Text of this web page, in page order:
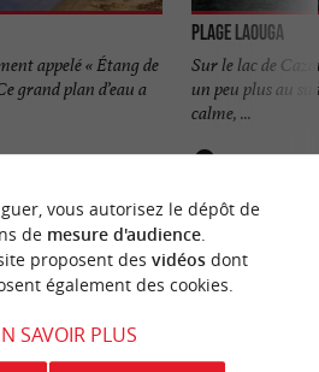
appelé « Étang de
grand plan d’eau a
Buch
Plage Laouga
Sur le lac de
un peu plus au
calme, ...
698 m -
vous autorisez le dépôt de
de mesure d'audience.
proposent des vidéosdont
également des cookies.
SAVOIR PLUS